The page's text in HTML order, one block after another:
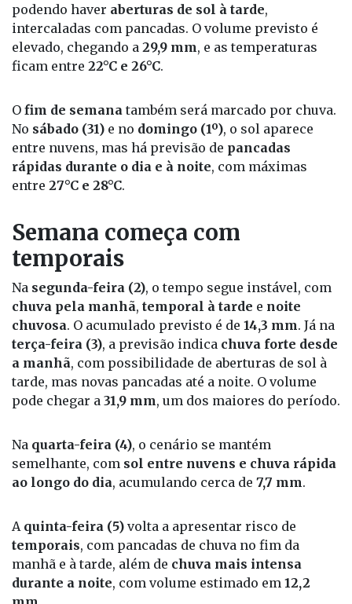
podendo haver aberturas de sol à tarde,
intercaladas com pancadas. O volume previsto é
elevado, chegando a 29,9 mm, e as temperaturas
ficam entre 22°C e 26°C.
O fim de semana também será marcado por chuva.
No sábado (31) e no domingo (1º), o sol aparece
entre nuvens, mas há previsão de pancadas
rápidas durante o dia e à noite, com máximas
entre 27°C e 28°C.
Semana começa com
temporais
Na segunda-feira (2), o tempo segue instável, com
chuva pela manhã, temporal à tarde e noite
chuvosa. O acumulado previsto é de 14,3 mm. Já na
terça-feira (3), a previsão indica chuva forte desde
a manhã, com possibilidade de aberturas de sol à
tarde, mas novas pancadas até a noite. O volume
pode chegar a 31,9 mm, um dos maiores do período.
Na quarta-feira (4), o cenário se mantém
semelhante, com sol entre nuvens e chuva rápida
ao longo do dia, acumulando cerca de 7,7 mm.
A quinta-feira (5) volta a apresentar risco de
temporais, com pancadas de chuva no fim da
manhã e à tarde, além de chuva mais intensa
durante a noite, com volume estimado em 12,2